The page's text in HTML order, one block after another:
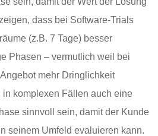
dass bei Software-Trials
(z.B. 7 Tage) besser
Phasen – vermutlich weil bei
mehr Dringlichkeit
komplexen Fällen auch eine
sinnvoll sein, damit der Kunde
seinem Umfeld evaluieren kann.